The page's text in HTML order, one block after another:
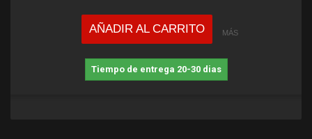
AÑADIR AL CARRITO MÁS
Tiempo de entrega 20-30 dias